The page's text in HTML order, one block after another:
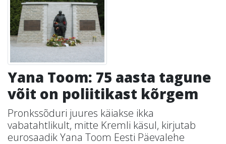
Yana Toom: 75 aasta tagune
võit on poliitikast kõrgem
Pronkssõduri juures käiakse ikka
vabatahtlikult, mitte Kremli käsul, kirjutab
eurosaadik Yana Toom Eesti Päevalehe